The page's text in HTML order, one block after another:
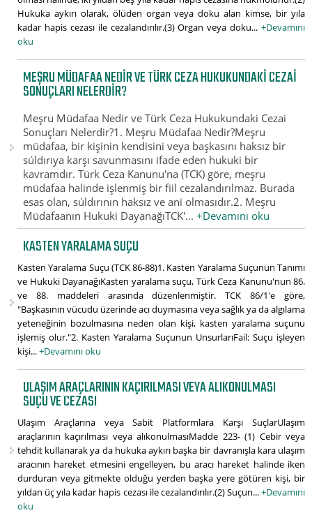
Hukuka aykırı olarak, ölüden organ veya doku alan kimse, bir yıla
kadar hapis cezası ile cezalandırılır.(3) Organ veya doku... +Devamını
oku
MEŞRU MÜDAFAA NEDIR VE TÜRK CEZA HUKUKUNDAKI CEZAI
SONUÇLARI NELERDIR?
Meşru Müdafaa Nedir ve Türk Ceza Hukukundaki Cezai
Sonuçları Nelerdir?1. Meşru Müdafaa Nedir?Meşru
müdafaa, bir kişinin kendisini veya başkasını haksız bir
súldırıya karşı savunmasını ifade eden hukuki bir
kavramdır. Türk Ceza Kanunu'na (TCK) göre, meşru
müdafaa halinde işlenmiş bir fiil cezalandırılmaz. Burada
esas olan, súldırının haksız ve ani olmasıdır.2. Meşru
Müdafaanın Hukuki DayanağıTCK'...+Devamını oku
KASTEN YARALAMA SUÇU
Kasten Yaralama Suçu (TCK 86-88)1. Kasten Yaralama Suçunun Tanımı
ve Hukuki DayanağıKasten yaralama suçu, Türk Ceza Kanunu'nun 86.
ve 88. maddeleri arasında düzenlenmiştir. TCK 86/1'e göre,
"Başkasının vücudu üzerinde acı duymasına veya sağlık ya da algılama
yeteneğinin bozulmasına neden olan kişi, kasten yaralama suçunu
işlemiş olur."2. Kasten Yaralama Suçunun UnsurlarıFail: Suçu işleyen
kişi...+Devamını oku
ULAŞIM ARAÇLARININ KAÇIRILMASI VEYA ALIKONULMASI
SUÇU VE CEZASI
Ulaşım Araçlarına veya Sabit Platformlara Karşı SuçlarUlaşım
araçlarının kaçırılması veya alıkonulmasıMadde 223- (1) Cebir veya
tehdit kullanarak ya da hukuka aykırı başka bir davranışla kara ulaşım
aracının hareket etmesini engelleyen, bu aracı hareket halinde iken
durduran veya gitmekte olduğu yerden başka yere götüren kişi, bir
yıldan üç yıla kadar hapis cezası ile cezalandırılır.(2) Suçun...+Devamını
oku